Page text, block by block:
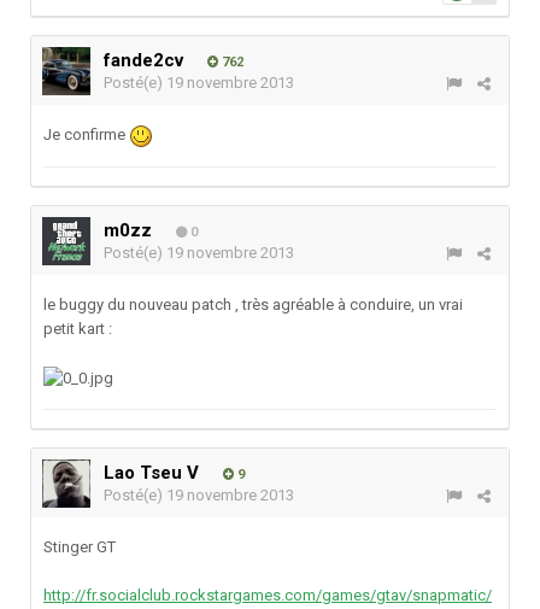
fande2cv 762
Posté(e) 19 novembre 2013
Je confirme
m0zz 0
Posté(e) 19 novembre 2013
le buggy du nouveau patch , très agréable à conduire, un vrai
petit kart :
Lao Tseu V 9
Posté(e) 19 novembre 2013
Stinger GT
http://fr.socialclub.rockstargames.com/games/gtav/snapmatic/